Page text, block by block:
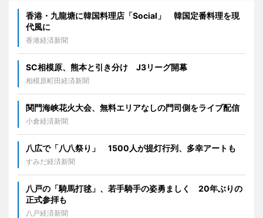
香港・九龍塘に韓国料理店「Social」 韓国定番料理を現
代風に
香港経済新聞
SC相模原、熊本と引き分け J3リーグ開幕
相模原町田経済新聞
関門海峡花火大会、無料エリアなしの門司側をライブ配信
小倉経済新聞
八広で「八八祭り」 1500人が提灯行列、多幸アートも
すみだ経済新聞
八戸の「騎馬打毬」、若手騎手の姿勇ましく 20年ぶりの
正式参拝も
八戸経済新聞